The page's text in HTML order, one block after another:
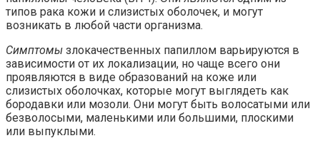
типов рака кожи и слизистых оболочек, и могут
возникать в любой части организма.
Симптомы злокачественных папиллом варьируются в
зависимости от их локализации, но чаще всего они
проявляются в виде образований на коже или
слизистых оболочках, которые могут выглядеть как
бородавки или мозоли. Они могут быть волосатыми или
безволосыми, маленькими или большими, плоскими
или выпуклыми.